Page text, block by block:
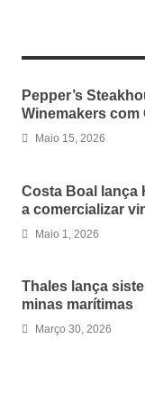
Pepper’s
Winemakers
Maio 15, 2026
Costa Boal lança
a comercializar
Maio 1, 2026
Thales lança
minas marítimas
Março 30, 2026